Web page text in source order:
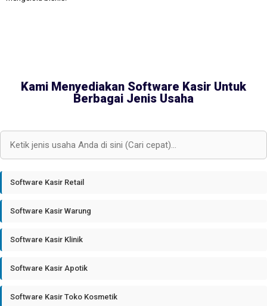
Kami Menyediakan Software Kasir Untuk
Berbagai Jenis Usaha
Software Kasir Retail
Software Kasir Warung
Software Kasir Klinik
Software Kasir Apotik
Software Kasir Toko Kosmetik